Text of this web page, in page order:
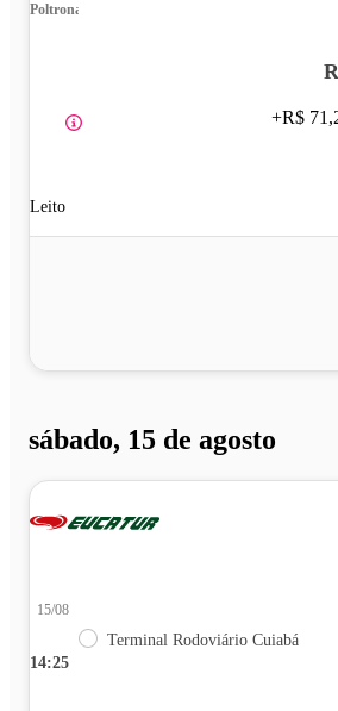
Poltrona
Leito
+R$
sábado, 15 de agosto
14:25
15/08
Terminal Rodoviário Cuiabá